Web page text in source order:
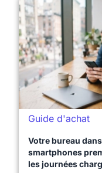
Guide d'achat
Votre bureau
smartphones
les journées